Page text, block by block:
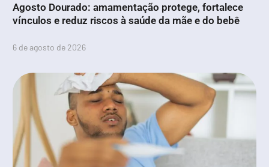
Agosto Dourado: amamentação protege, fortalece
vínculos e reduz riscos à saúde da mãe e do bebê
6 de agosto de 2026